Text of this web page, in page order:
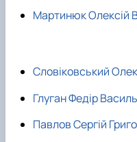
Мартинюк Олексій
Словіковський
Глуган Федір
Павлов Сергій